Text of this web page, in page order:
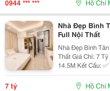
Bền Đẹp,...
0944 *** *** Hồ Chí
Nhà Đẹp Bình
Full Nội Thất
Nhà Đẹp Bình
Thất Giá Chỉ: 7 Tỷ
14.5M Kết Cấu: ✅ 1 Trệt, 1 Lửng, 3 Lầu. ✅ 4Pn, 5Wc
(Có Thể Bố Trí
Thượng. Hẻm
7 tỷ Hồ Chí